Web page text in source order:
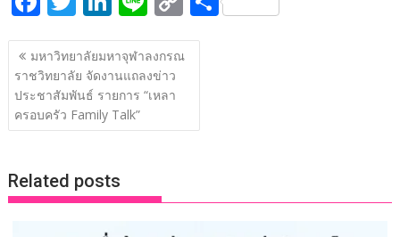
ac
e
b
o
o
k
w
itt
er
n
k
e
dI
n
n
e
o
p
n
แนะแนว
เรื่อง
มหาวิทยาลัยมหาจุฬาลงกรณ
ราชวิทยาลัย จัดงานแถลงข่าว
ประชาสัมพันธ์ รายการ “เหลา
ครอบครัว Family Talk”
Related posts